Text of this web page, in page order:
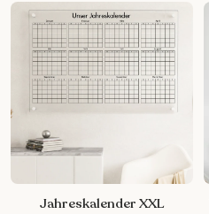
Jahreskalender XXL